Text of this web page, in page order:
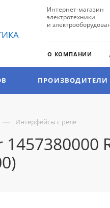
Интернет-магазин
электротехники
и
О КОМПАНИИ
ПРОИЗВОДИТЕЛИ
— Интерфейсы с реле